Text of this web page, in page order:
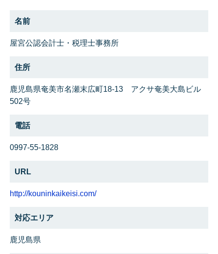
名前
屋宮公認会計士・税理士事務所
住所
鹿児島県奄美市名瀬末広町18-13 アクサ奄美大島ビル
502号
電話
0997-55-1828
URL
http://kouninkaikeisi.com/
対応エリア
鹿児島県